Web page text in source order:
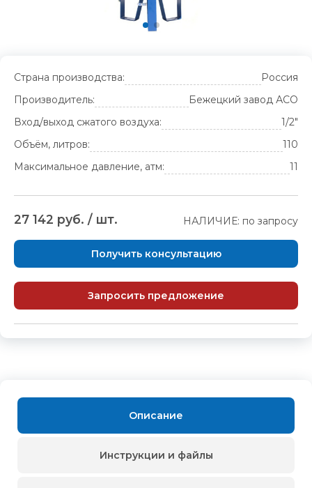
Страна производства:
Россия
Производитель:
Бежецкий завод АСО
Вход/выход сжатого воздуха:
1/2"
Объём, литров:
110
Максимальное давление, атм:
11
27 142 руб. / шт. НАЛИЧИЕ: по запросу
Получить консультацию
Запросить предложение
Описание
Инструкции и файлы